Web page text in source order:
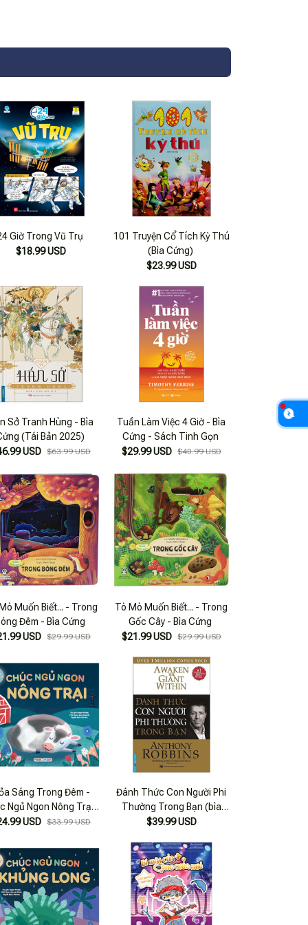
Giờ Trong Vũ Trụ
$18.99 USD
101 Truyện Cổ Tích Kỳ Thú
(Bìa Cứng)
$23.99 USD
Sở Tranh Hùng - Bìa
(Tái Bản 2025)
USD
$63.99 USD
Tuần Làm Việc 4 Giờ - Bìa
Cứng - Sách Tinh Gọn
$29.99 USD $40.99 USD
Muốn Biết... - Trong
Đêm - Bìa Cứng
USD
$29.99 USD
Tò Mò Muốn Biết... - Trong
Gốc Cây - Bìa Cứng
$21.99 USD $29.99 USD
Sáng Trong Đêm -
Ngủ Ngon Nông Trại -
Bìa Cứng
USD $33.99 USD
Đánh Thức Con Người Phi
Thường Trong Bạn (bìa
Cứng)
$39.99 USD